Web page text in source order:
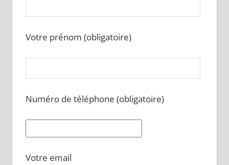
Votre prénom (obligatoire)
Numéro de téléphone (obligatoire)
Votre email